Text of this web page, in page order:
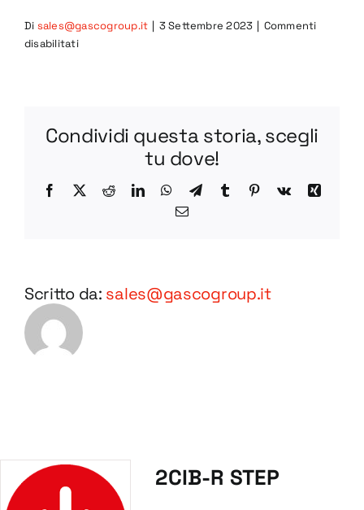
Di sales@gascogroup.it | 3 Settembre 2023 | Commenti
disabilitatisu
Condividi questa storia, scegli
tu dove!
Facebook
X RedditLinkedInWhatsApp
TelegramTumblr Pinterest
Vk
Xing
Email
Scritto da: sales@gascogroup.it
2CIB-R STEP